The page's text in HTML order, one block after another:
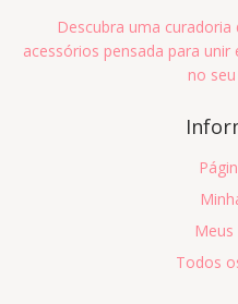
Descubra uma
acessórios pensada para
no
Todos